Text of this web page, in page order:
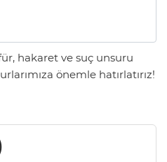
hakaret ve suç unsuru
önemle hatırlatırız!